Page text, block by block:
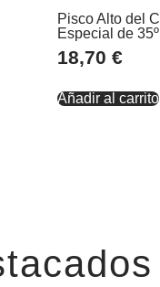
Pisco Alto del
Especial de
18,70€
Añadir al carrito